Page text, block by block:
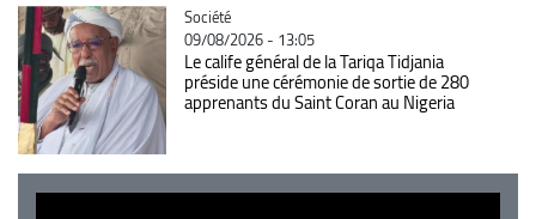
Catégorie
Société
09/08/2026 - 13:05
Le calife général de la Tariqa Tidjania
préside une cérémonie de sortie de 280
apprenants du Saint Coran au Nigeria